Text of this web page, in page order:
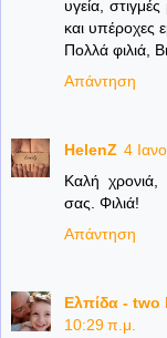
υγεία,
και υπέροχες
Πολλά φιλιά,
Απάντηση
HelenZ 4
Καλή χρονιά,
σας. Φιλιά!
Απάντηση
Ελπίδα -
10:29 π.μ.